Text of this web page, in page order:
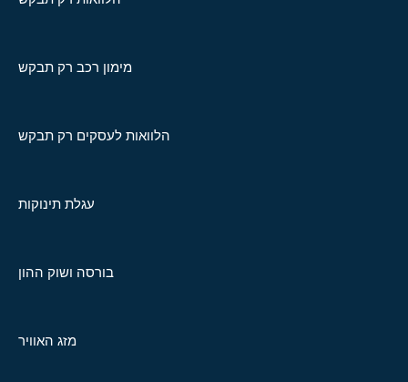
מימון רכב רק תבקש
הלוואות לעסקים רק תבקש
עגלת תינוקות
בורסה ושוק ההון
מזג האוויר